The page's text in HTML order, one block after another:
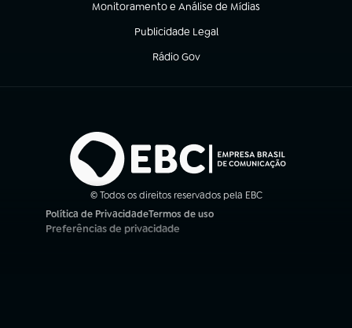
Monitoramento e Análise de Mídias
(abre em nova aba)
Publicidade Legal
(abre em nova aba)
Rádio Gov
(abre em nova aba)
© Todos os direitos reservados pela EBC
Política de Privacidade
(abre em nova aba)
Termos de uso
(abre em nova aba)
Preferências de privacidade